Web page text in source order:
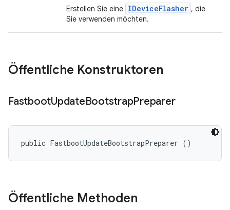
Erstellen Sie eine IDeviceFlasher , die
Sie verwenden möchten.
Öffentliche Konstruktoren
FastbootUpdateBootstrapPreparer
public FastbootUpdateBootstrapPreparer ()
Öffentliche Methoden